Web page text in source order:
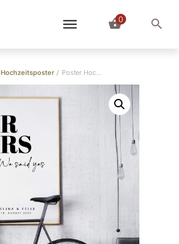
0
Hochzeitsposter / Poster Hochzeit “MR + MRS”